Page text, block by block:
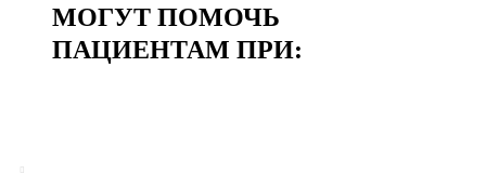
МОГУТ ПОМОЧЬ
ПАЦИЕНТАМ ПРИ: